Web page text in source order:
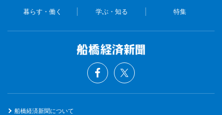
暮らす・働く 学ぶ・知る 特集
船橋経済新聞について